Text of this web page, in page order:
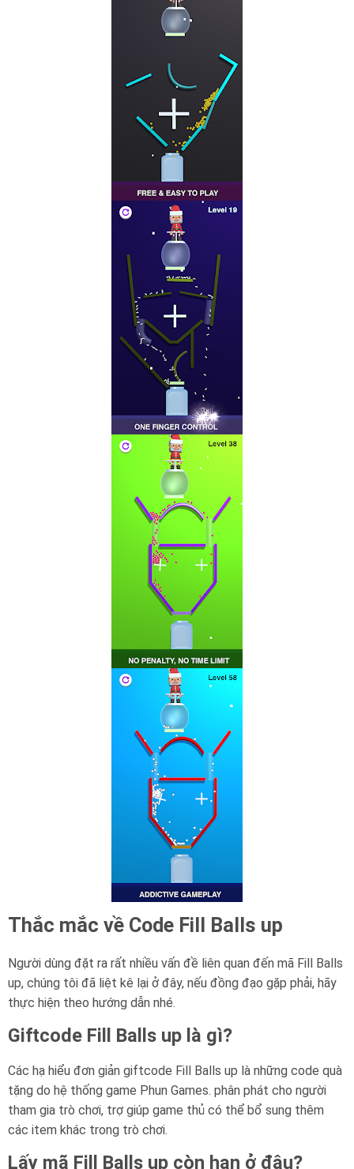
Thắc mắc về Code Fill Balls up
Người dùng đặt ra rất nhiều vấn đề liên quan đến mã Fill Balls
up, chúng tôi đã liệt kê lại ở đây, nếu đồng đạo gặp phải, hãy
thực hiện theo hướng dẫn nhé.
Giftcode Fill Balls up là gì?
Các hạ hiểu đơn giản giftcode Fill Balls up là những code quà
tặng do hệ thống game Phun Games. phân phát cho người
tham gia trò chơi, trợ giúp game thủ có thể bổ sung thêm
các item khác trong trò chơi.
Lấy mã Fill Balls up còn hạn ở đâu?